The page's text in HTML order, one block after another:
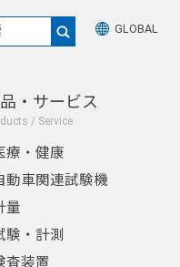
GLOBAL
・サービス
/ Service
療・健康
動車関連試験機
量
験・計測
査装置